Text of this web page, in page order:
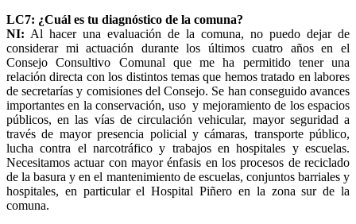
LC7: ¿Cuál es tu diagnóstico de la comuna?
NI: Al hacer una evaluación de la comuna, no puedo dejar de
considerar mi actuación durante los últimos cuatro años en el
Consejo Consultivo Comunal que me ha permitido tener una
relación directa con los distintos temas que hemos tratado en labores
de secretarías y comisiones del Consejo. Se han conseguido avances
importantes en la conservación, uso y mejoramiento de los espacios
públicos, en las vías de circulación vehicular, mayor seguridad a
través de mayor presencia policial y cámaras, transporte público,
lucha contra el narcotráfico y trabajos en hospitales y escuelas.
Necesitamos actuar con mayor énfasis en los procesos de reciclado
de la basura y en el mantenimiento de escuelas, conjuntos barriales y
hospitales, en particular el Hospital Piñero en la zona sur de la
comuna.